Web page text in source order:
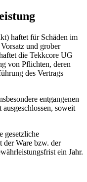
haftet für Schäden im
und grober
die Tekkcore UG
von Pflichten, deren
des Vertrags
entgangenen
soweit
gesetzliche
der Ware bzw. der
ein Jahr.